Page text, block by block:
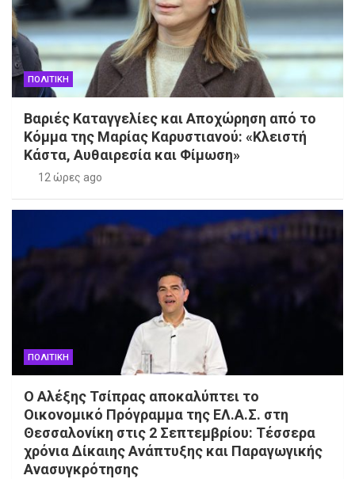
ΠΟΛΙΤΙΚΗ
Βαριές Καταγγελίες και Αποχώρηση από το
Κόμμα της Μαρίας Καρυστιανού: «Κλειστή
Κάστα, Αυθαιρεσία και Φίμωση»
12 ώρες ago
ΠΟΛΙΤΙΚΗ
Ο Αλέξης Τσίπρας αποκαλύπτει το
Οικονομικό Πρόγραμμα της ΕΛ.Α.Σ. στη
Θεσσαλονίκη στις 2 Σεπτεμβρίου: Τέσσερα
χρόνια Δίκαιης Ανάπτυξης και Παραγωγικής
Ανασυγκρότησης